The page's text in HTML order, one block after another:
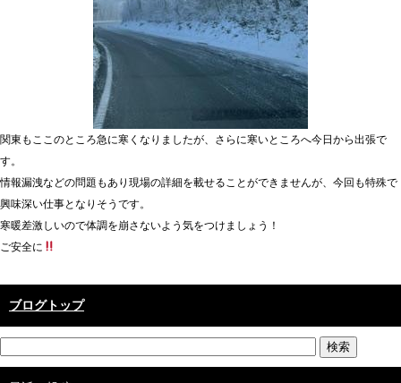
関東もここのところ急に寒くなりましたが、さらに寒いところへ今日から出張で
す。
情報漏洩などの問題もあり現場の詳細を載せることができませんが、今回も特殊で
興味深い仕事となりそうです。
寒暖差激しいので体調を崩さないよう気をつけましょう！
ご安全に
ブログトップ